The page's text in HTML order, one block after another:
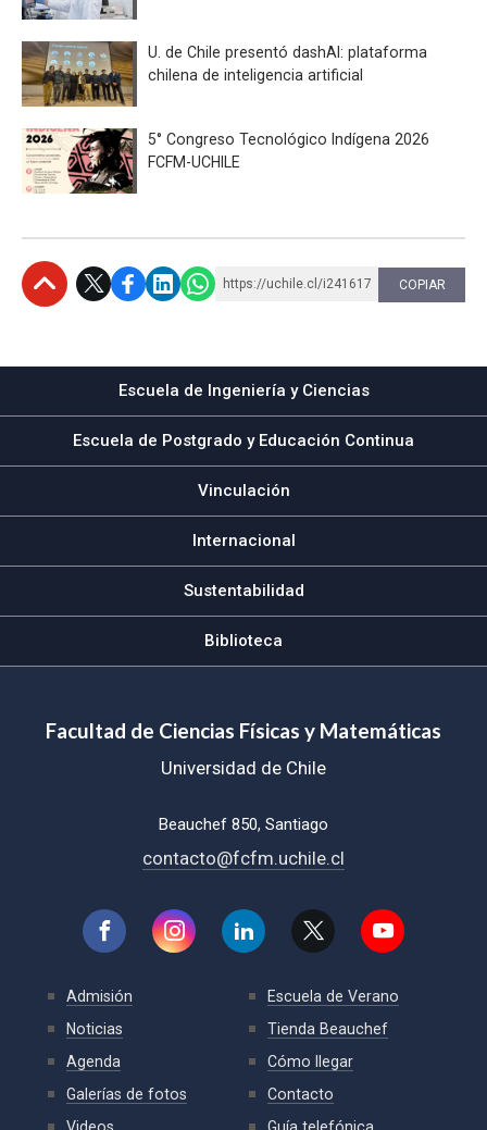
U. de Chile presentó dashAI: plataforma
chilena de inteligencia artificial
5° Congreso Tecnológico Indígena 2026
FCFM-UCHILE
https://uchile.cl/i241617 COPIAR
Escuela de Ingeniería y Ciencias
Escuela de Postgrado y Educación Continua
Vinculación
Internacional
Sustentabilidad
Biblioteca
Facultad de Ciencias Físicas y Matemáticas
Universidad de Chile
Beauchef 850, Santiago
contacto@fcfm.uchile.cl
Admisión
Noticias
Agenda
Galerías de fotos
Videos
Escuela de Verano
Tienda Beauchef
Cómo llegar
Contacto
Guía telefónica